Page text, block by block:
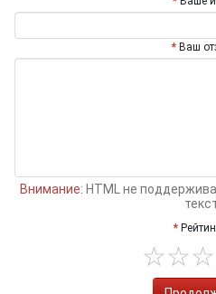
Ваш
Внимание: HTML не